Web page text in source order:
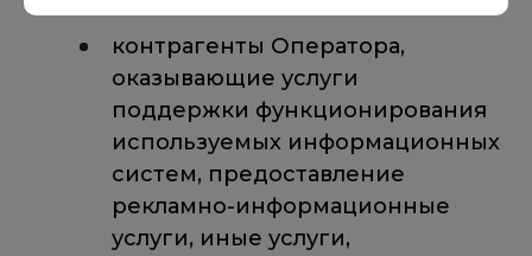
контрагенты Оператора,
оказывающие услуги
поддержки функционирования
используемых информационных
систем, предоставление
рекламно-информационные
услуги, иные услуги,